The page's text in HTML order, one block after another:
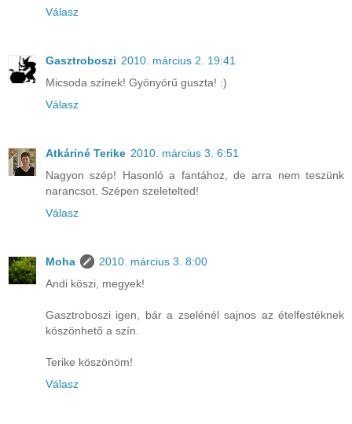
Válasz
Gasztroboszi 2010. március 2. 19:41
Micsoda színek! Gyönyörű guszta! :)
Válasz
Atkáriné Terike 2010. március 3. 6:51
Nagyon szép! Hasonló a fantához, de arra nem teszünk
narancsot. Szépen szeletelted!
Válasz
Moha
2010. március 3. 8:00
Andi köszi, megyek!
Gasztroboszi igen, bár a zselénél sajnos az ételfestéknek
köszönhető a szín.
Terike köszönöm!
Válasz